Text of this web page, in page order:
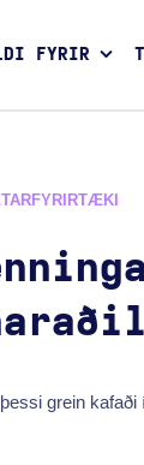
FYRIR
grein